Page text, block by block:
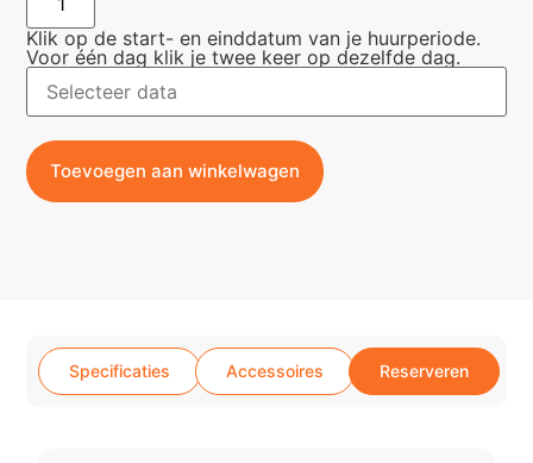
Klik op de start- en einddatum van je huurperiode.
Voor één dag klik je twee keer op dezelfde dag.
Toevoegen aan winkelwagen
Specificaties Accessoires Reserveren